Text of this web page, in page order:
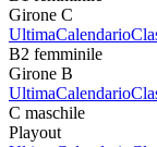
Girone C
UltimaCalendario
B2 femminile
Girone B
UltimaCalendario
C maschile
Playout